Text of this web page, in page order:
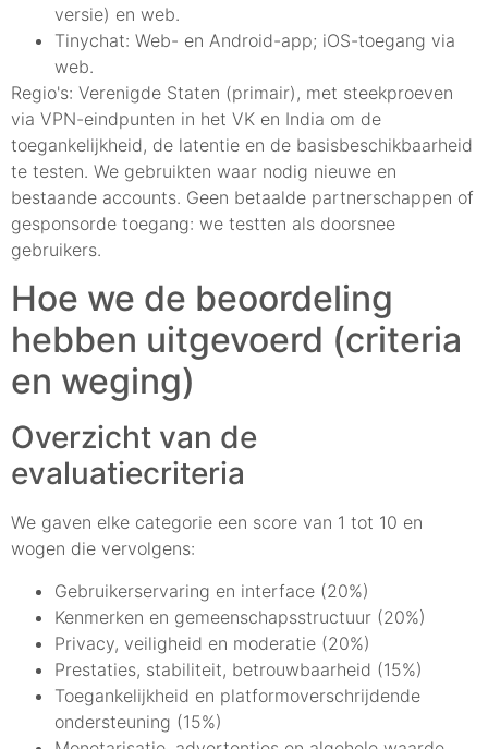
versie) en web.
Tinychat: Web- en Android-app; iOS-toegang via
web.
Regio's: Verenigde Staten (primair), met steekproeven
via VPN-eindpunten in het VK en India om de
toegankelijkheid, de latentie en de basisbeschikbaarheid
te testen. We gebruikten waar nodig nieuwe en
bestaande accounts. Geen betaalde partnerschappen of
gesponsorde toegang: we testten als doorsnee
gebruikers.
Hoe we de beoordeling
hebben uitgevoerd (criteria
en weging)
Overzicht van de
evaluatiecriteria
We gaven elke categorie een score van 1 tot 10 en
wogen die vervolgens:
Gebruikerservaring en interface (20%)
Kenmerken en gemeenschapsstructuur (20%)
Privacy, veiligheid en moderatie (20%)
Prestaties, stabiliteit, betrouwbaarheid (15%)
Toegankelijkheid en platformoverschrijdende
ondersteuning (15%)